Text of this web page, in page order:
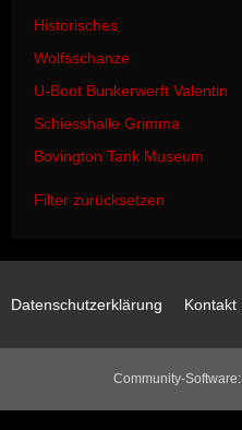
Historisches
Wolfsschanze
U-Boot Bunkerwerft Valentin
Schiesshalle Grimma
Bovington Tank Museum
Filter zurücksetzen
Datenschutzerklärung Kontakt
Community-Software: